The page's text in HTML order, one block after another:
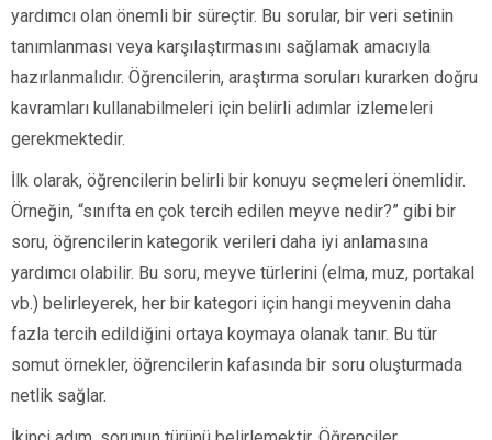
yardımcı olan önemli bir süreçtir. Bu sorular, bir veri setinin
tanımlanması veya karşılaştırmasını sağlamak amacıyla
hazırlanmalıdır. Öğrencilerin, araştırma soruları kurarken doğru
kavramları kullanabilmeleri için belirli adımlar izlemeleri
gerekmektedir.
İlk olarak, öğrencilerin belirli bir konuyu seçmeleri önemlidir.
Örneğin, “sınıfta en çok tercih edilen meyve nedir?” gibi bir
soru, öğrencilerin kategorik verileri daha iyi anlamasına
yardımcı olabilir. Bu soru, meyve türlerini (elma, muz, portakal
vb.) belirleyerek, her bir kategori için hangi meyvenin daha
fazla tercih edildiğini ortaya koymaya olanak tanır. Bu tür
somut örnekler, öğrencilerin kafasında bir soru oluşturmada
netlik sağlar.